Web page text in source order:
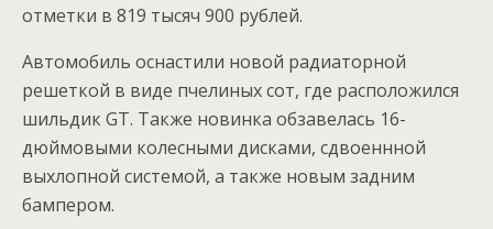
отметки в 819 тысяч 900 рублей.
Автомобиль оснастили новой радиаторной
решеткой в виде пчелиных сот, где расположился
шильдик GT. Также новинка обзавелась 16-
дюймовыми колесными дисками, сдвоеннной
выхлопной системой, а также новым задним
бампером.